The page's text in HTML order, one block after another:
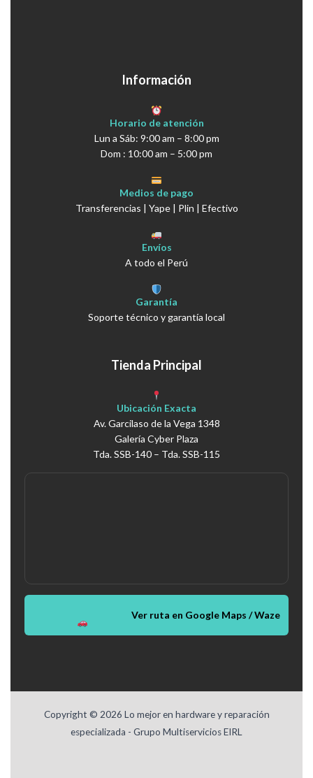
Información
Horario de atención
Lun a Sáb: 9:00 am – 8:00 pm
Dom : 10:00 am – 5:00 pm
Medios de pago
Transferencias | Yape | Plin | Efectivo
Envíos
A todo el Perú
Garantía
Soporte técnico y garantía local
Tienda Principal
Ubicación Exacta
Av. Garcilaso de la Vega 1348
Galería Cyber Plaza
Tda. SSB-140 – Tda. SSB-115
Ver ruta en Google Maps / Waze
Copyright © 2026 Lo mejor en hardware y reparación
especializada - Grupo Multiservicios EIRL